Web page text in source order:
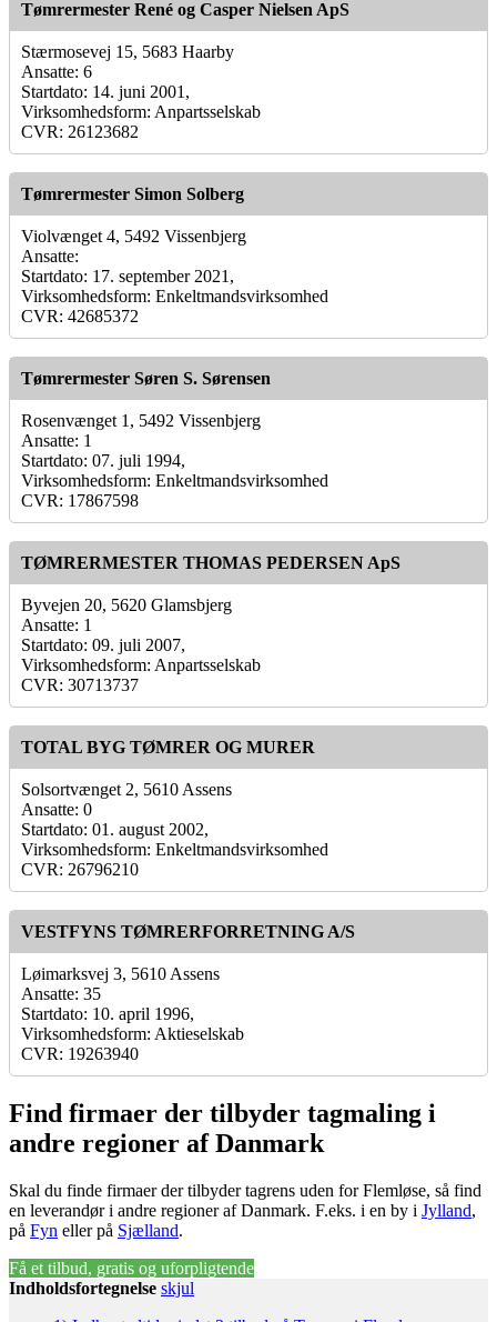
Tømrermester René og Casper Nielsen ApS
Stærmosevej 15, 5683 Haarby
Ansatte: 6
Startdato: 14. juni 2001,
Virksomhedsform: Anpartsselskab
CVR: 26123682
Tømrermester Simon Solberg
Violvænget 4, 5492 Vissenbjerg
Ansatte:
Startdato: 17. september 2021,
Virksomhedsform: Enkeltmandsvirksomhed
CVR: 42685372
Tømrermester Søren S. Sørensen
Rosenvænget 1, 5492 Vissenbjerg
Ansatte: 1
Startdato: 07. juli 1994,
Virksomhedsform: Enkeltmandsvirksomhed
CVR: 17867598
TØMRERMESTER THOMAS PEDERSEN ApS
Byvejen 20, 5620 Glamsbjerg
Ansatte: 1
Startdato: 09. juli 2007,
Virksomhedsform: Anpartsselskab
CVR: 30713737
TOTAL BYG TØMRER OG MURER
Solsortvænget 2, 5610 Assens
Ansatte: 0
Startdato: 01. august 2002,
Virksomhedsform: Enkeltmandsvirksomhed
CVR: 26796210
VESTFYNS TØMRERFORRETNING A/S
Løimarksvej 3, 5610 Assens
Ansatte: 35
Startdato: 10. april 1996,
Virksomhedsform: Aktieselskab
CVR: 19263940
Find firmaer der tilbyder tagmaling i
andre regioner af Danmark
Skal du finde firmaer der tilbyder tagrens uden for Flemløse, så find
en leverandør i andre regioner af Danmark. F.eks. i en by i Jylland,
på Fyn eller på Sjælland.
Få et tilbud, gratis og uforpligtende
Indholdsfortegnelse skjul